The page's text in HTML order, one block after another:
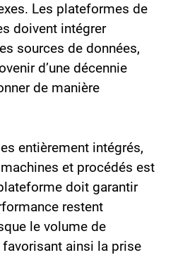
Les plateformes de
doivent intégrer
sources de données,
d’une décennie
de manière
entièrement intégrés,
et procédés est
doit garantir
restent
le volume de
ainsi la prise